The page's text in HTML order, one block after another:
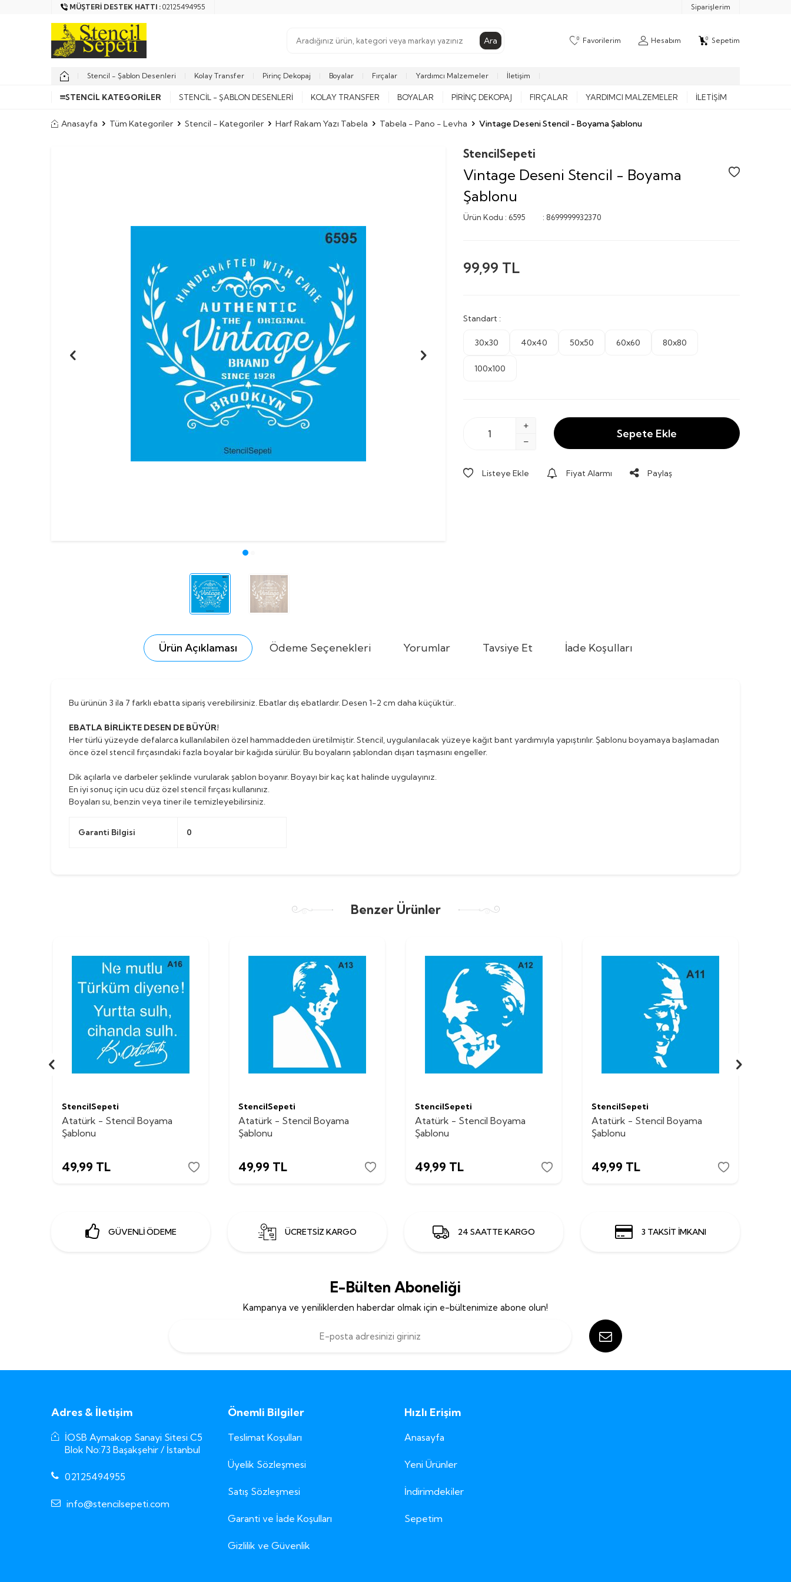
MÜŞTERI DESTEK HATTI : 02125494955 Siparişlerim
Ara 0 Favorilerim Hesabım 0 Sepetim
Stencil - Şablon Desenleri Kolay Transfer Pirinç Dekopaj Boyalar Fırçalar Yardımcı Malzemeler İletişim
STENCIL KATEGORILER STENCIL - ŞABLON DESENLERI KOLAY TRANSFER BOYALAR PIRINÇ DEKOPAJ FIRÇALAR YARDIMCI MALZEMELER İLETIŞIM
Anasayfa Tüm Kategoriler Stencil - Kategoriler Harf Rakam Yazı Tabela Tabela - Pano - Levha Vintage Deseni Stencil - Boyama Şablonu
StencilSepeti
Vintage Deseni Stencil - Boyama
Şablonu
Ürün Kodu : 6595 : 8699999932370
99,99 TL
Standart :
30x30 40x40 50x50 60x60 80x80
100x100
Sepete Ekle
Listeye Ekle Fiyat Alarmı Paylaş
Ürün Açıklaması Ödeme Seçenekleri Yorumlar Tavsiye Et İade Koşulları
Bu ürünün 3 ila 7 farklı ebatta sipariş verebilirsiniz. Ebatlar dış ebatlardır. Desen 1-2 cm daha küçüktür..
EBATLA BİRLİKTE DESEN DE BÜYÜR!
Her türlü yüzeyde defalarca kullanılabilen özel hammaddeden üretilmiştir. Stencil, uygulanılacak yüzeye kağıt bant yardımıyla yapıştırılır. Şablonu boyamaya başlamadan
önce özel stencil fırçasındaki fazla boyalar bir kağıda sürülür. Bu boyaların şablondan dışarı taşmasını engeller.
Dik açılarla ve darbeler şeklinde vurularak şablon boyanır. Boyayı bir kaç kat halinde uygulayınız.
En iyi sonuç için ucu düz özel stencil fırçası kullanınız.
Boyaları su, benzin veya tiner ile temizleyebilirsiniz.
Garanti Bilgisi 0
Benzer Ürünler
StencilSepeti
Atatürk - Stencil Boyama
Şablonu
49,99 TL
StencilSepeti
Atatürk - Stencil Boyama
Şablonu
49,99 TL
StencilSepeti
Atatürk - Stencil Boyama
Şablonu
49,99 TL
StencilSepeti
Atatürk - Stencil Boyama
Şablonu
49,99 TL
GÜVENLİ ÖDEME ÜCRETSİZ KARGO 24 SAATTE KARGO 3 TAKSİT İMKANI
E-Bülten Aboneliği
Kampanya ve yeniliklerden haberdar olmak için e-bültenimize abone olun!
Adres & İletişim
İOSB Aymakop Sanayi Sitesi C5
Blok No:73 Başakşehir / İstanbul
02125494955
info@stencilsepeti.com
Önemli Bilgiler
Teslimat Koşulları
Üyelik Sözleşmesi
Satış Sözleşmesi
Garanti ve İade Koşulları
Gizlilik ve Güvenlik
Hızlı Erişim
Anasayfa
Yeni Ürünler
İndirimdekiler
Sepetim